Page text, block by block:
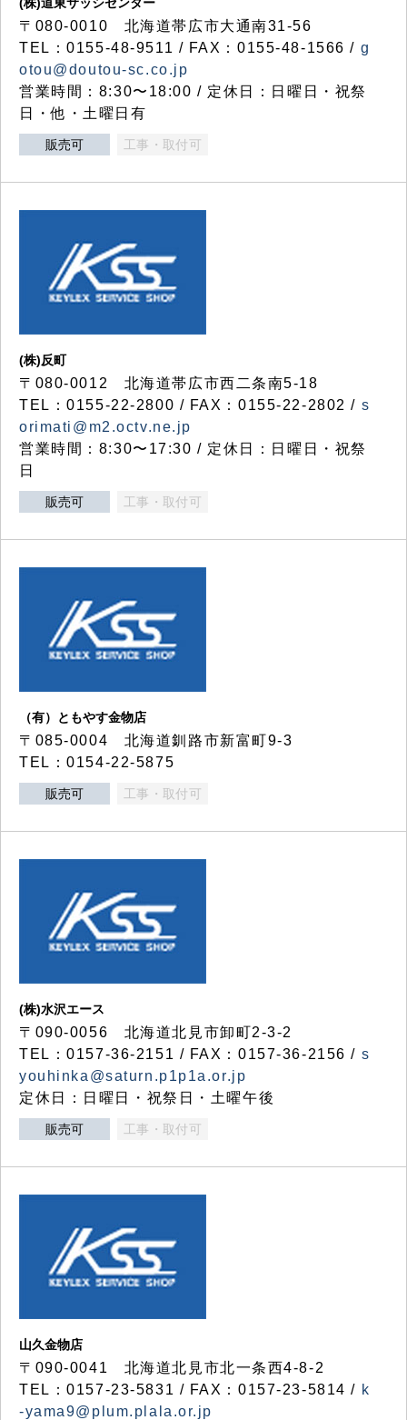
〒080-0010 北海道帯広市大通南31-56
TEL：0155-48-9511 / FAX：0155-48-1566 / g
otou@doutou-sc.co.jp
営業時間：8:30〜18:00 / 定休日：日曜日・祝祭
日・他・土曜日有
販売可 工事・取付可
(株)反町
〒080-0012 北海道帯広市西二条南5-18
TEL：0155-22-2800 / FAX：0155-22-2802 / s
orimati@m2.octv.ne.jp
営業時間：8:30〜17:30 / 定休日：日曜日・祝祭
日
販売可 工事・取付可
（有）ともやす金物店
〒085-0004 北海道釧路市新富町9-3
TEL：0154-22-5875
販売可 工事・取付可
(株)水沢エース
〒090-0056 北海道北見市卸町2-3-2
TEL：0157-36-2151 / FAX：0157-36-2156 / s
youhinka@saturn.p1p1a.or.jp
定休日：日曜日・祝祭日・土曜午後
販売可 工事・取付可
山久金物店
〒090-0041 北海道北見市北一条西4-8-2
TEL：0157-23-5831 / FAX：0157-23-5814 / k
-yama9@plum.plala.or.jp